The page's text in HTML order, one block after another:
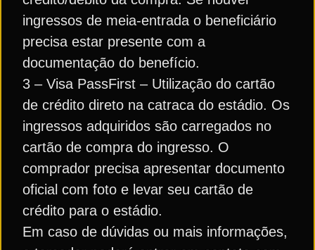
ingressos de meia-entrada o beneficiário
precisa estar presente com a
documentação do benefício.
3 – Visa PassFirst – Utilização do cartão
de crédito direto na catraca do estádio. Os
ingressos adquiridos são carregados no
cartão de compra do ingresso. O
comprador precisa apresentar documento
oficial com foto e levar seu cartão de
crédito para o estádio.
Em caso de dúvidas ou mais informações,